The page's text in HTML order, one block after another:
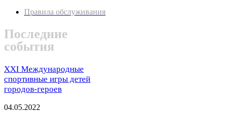
Правила обслуживания
Последние
события
XXI Международные
спортивные игры детей
городов-героев
04.05.2022